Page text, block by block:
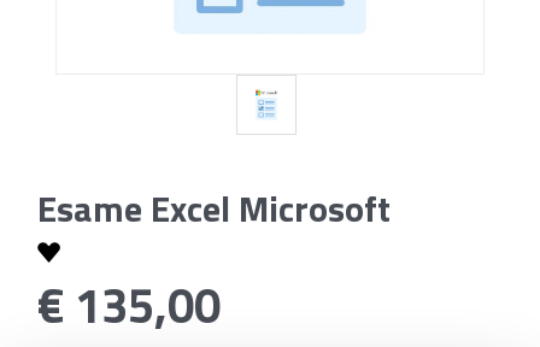
Esame Excel Microsoft
€ 135,00